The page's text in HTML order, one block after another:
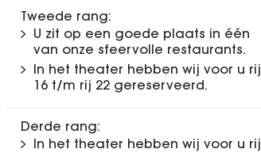
Tweede rang:
U zit op een goede plaats in één
van onze sfeervolle restaurants.
In het theater hebben wij voor u rij
16 t/m rij 22 gereserveerd.
Derde rang:
In het theater hebben wij voor u rij